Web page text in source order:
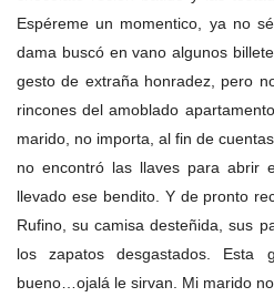
Espéreme un momentico, ya no
dama buscó en vano algunos
gesto de extraña honradez, pero
rincones del amoblado
marido, no importa, al fin de
no encontró las llaves para abrir
llevado ese bendito. Y de pronto
Rufino, su camisa desteñida, sus
los zapatos desgastados.
bueno…ojalá le sirvan. Mi marido no